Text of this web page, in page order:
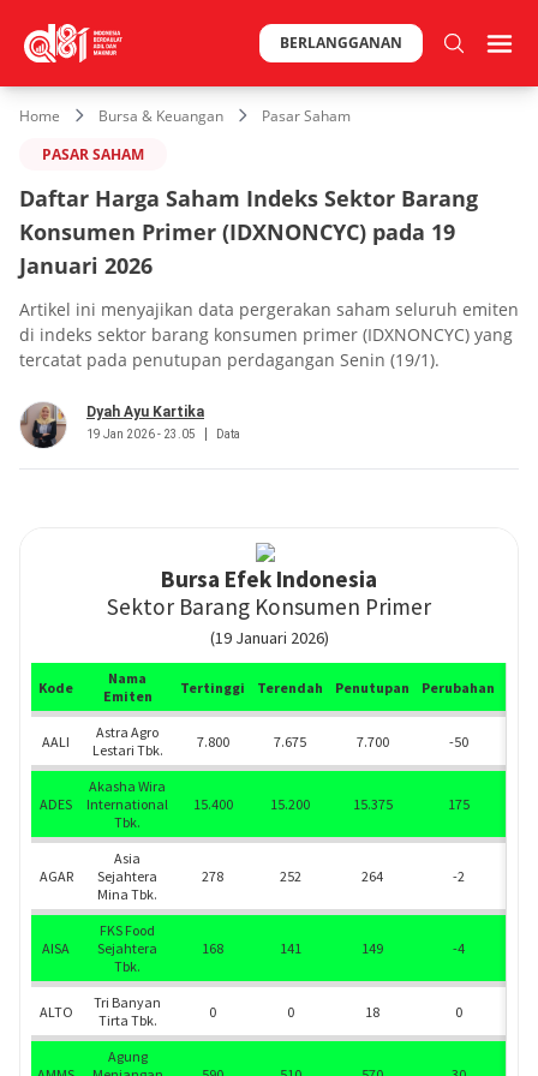
BERLANGGANAN
Home Bursa & Keuangan
Pasar Saham
PASAR SAHAM
Daftar Harga Saham Indeks Sektor Barang
Konsumen Primer (IDXNONCYC) pada 19
Januari 2026
Artikel ini menyajikan data pergerakan saham seluruh emiten
di indeks sektor barang konsumen primer (IDXNONCYC) yang
tercatat pada penutupan perdagangan Senin (19/1).
Dyah Ayu Kartika
19 Jan 2026 - 23.05 Data